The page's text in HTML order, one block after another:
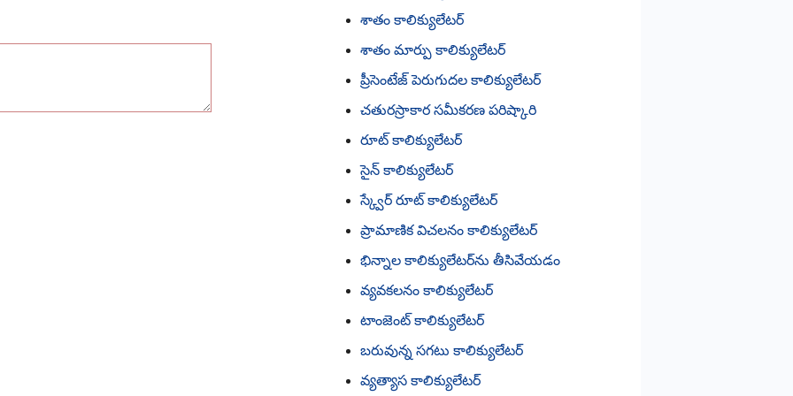
శాతం కాలిక్యులేటర్
శాతం మార్పు కాలిక్యులేటర్
ప్రీసెంటేజ్ పెరుగుదల కాలిక్యులేటర్
చతురస్రాకార సమీకరణ పరిష్కారి
రూట్ కాలిక్యులేటర్
సైన్ కాలిక్యులేటర్
స్క్వేర్ రూట్ కాలిక్యులేటర్
ప్రామాణిక విచలనం కాలిక్యులేటర్
భిన్నాల కాలిక్యులేటర్‌ను తీసివేయడం
వ్యవకలనం కాలిక్యులేటర్
టాంజెంట్ కాలిక్యులేటర్
బరువున్న సగటు కాలిక్యులేటర్
వ్యత్యాస కాలిక్యులేటర్